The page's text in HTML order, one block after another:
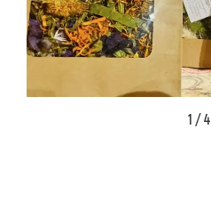
1 / 4